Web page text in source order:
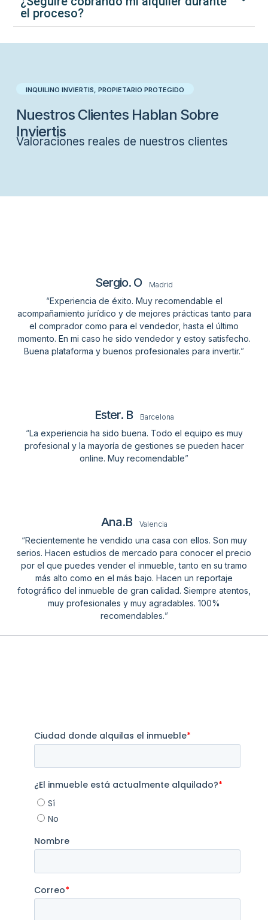
el proceso?
INQUILINO INVIERTIS, PROPIETARIO PROTEGIDO​
Nuestros Clientes Hablan Sobre
Inviertis
Valoraciones reales de nuestros clientes
Sergio. O Madrid
“Experiencia de éxito. Muy recomendable el
acompañamiento jurídico y de mejores prácticas tanto para
el comprador como para el vendedor, hasta el último
momento. En mi caso he sido vendedor y estoy satisfecho.
Buena plataforma y buenos profesionales para invertir.”
Ester. B Barcelona
“La experiencia ha sido buena. Todo el equipo es muy
profesional y la mayoría de gestiones se pueden hacer
online. Muy recomendable”
Ana.B Valencia
“Recientemente he vendido una casa con ellos. Son muy
serios. Hacen estudios de mercado para conocer el precio
por el que puedes vender el inmueble, tanto en su tramo
más alto como en el más bajo. Hacen un reportaje
fotográfico del inmueble de gran calidad. Siempre atentos,
muy profesionales y muy agradables. 100%
recomendables.”